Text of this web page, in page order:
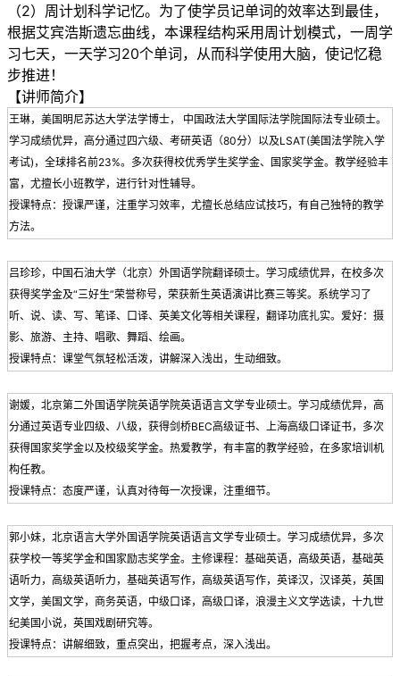
（2）周计划科学记忆。为了使学员记单词的效率达到最佳，
根据艾宾浩斯遗忘曲线，本课程结构采用周计划模式，一周学
习七天，一天学习20个单词，从而科学使用大脑，使记忆稳
步推进！
【讲师简介】
王琳，美国明尼苏达大学法学博士， 中国政法大学国际法学院国际法专业硕士。
学习成绩优异，高分通过四六级、考研英语（80分）以及LSAT(美国法学院入学
考试)，全球排名前23%。多次获得校优秀学生奖学金、国家奖学金。教学经验丰
富，尤擅长小班教学，进行针对性辅导。
授课特点：授课严谨，注重学习效率，尤擅长总结应试技巧，有自己独特的教学
方法。
吕珍珍，中国石油大学（北京）外国语学院翻译硕士。学习成绩优异，在校多次
获得奖学金及“三好生”荣誉称号，荣获新生英语演讲比赛三等奖。系统学习了
听、说、读、写、笔译、口译、英美文化等相关课程，翻译功底扎实。爱好：摄
影、旅游、主持、唱歌、舞蹈、绘画。
授课特点：课堂气氛轻松活泼，讲解深入浅出，生动细致。
谢媛，北京第二外国语学院英语学院英语语言文学专业硕士。学习成绩优异，高
分通过英语专业四级、八级，获得剑桥BEC高级证书、上海高级口译证书，多次
获得国家奖学金以及校级奖学金。热爱教学，有丰富的教学经验，在多家培训机
构任教。
授课特点：态度严谨，认真对待每一次授课，注重细节。
郭小妹，北京语言大学外国语学院英语语言文学专业硕士。学习成绩优异，多次
获学校一等奖学金和国家励志奖学金。主修课程：基础英语，高级英语，基础英
语听力，高级英语听力，基础英语写作，高级英语写作，英译汉，汉译英，英国
文学，美国文学，商务英语，中级口译，高级口译，浪漫主义文学选读，十九世
纪美国小说，英国戏剧研究等。
授课特点：讲解细致，重点突出，把握考点，深入浅出。